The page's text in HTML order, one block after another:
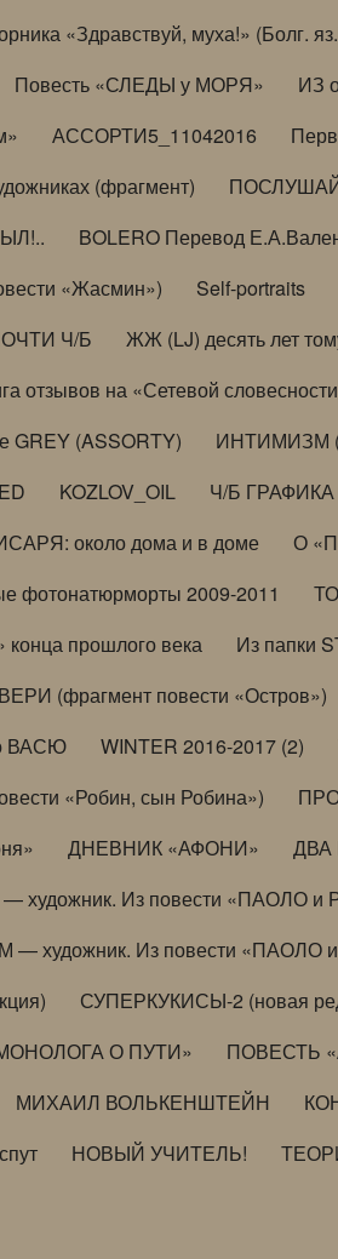
«Здравствуй, муха!» (Болг.
Повесть «СЛЕДЫ у МОРЯ» ИЗ
АССОРТИ5_11042016
(фрагмент)
BOLERO Перевод
«Жасмин») Self-portraits
Ч/Б ЖЖ (LJ) десять лет
отзывов на «Сетевой
GREY (ASSORTY) ИНТИМИЗМ
KOZLOV_OIL Ч/Б ГРАФИКА
около дома и в доме О
фотонатюрморты 2009-2011
прошлого века Из папки
(фрагмент повести «Остров»)
ВАСЮ WINTER 2016-2017 (2)
«Робин, сын Робина»)
ДНЕВНИК «АФОНИ» ДВА
художник. Из повести «ПАОЛО и
— художник. Из повести «ПАОЛО
СУПЕРКУКИСЫ-2 (новая
О ПУТИ» ПОВЕСТЬ
МИХАИЛ ВОЛЬКЕНШТЕЙН
НОВЫЙ УЧИТЕЛЬ!